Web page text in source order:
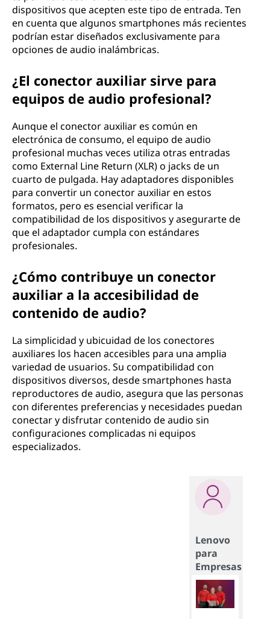
dispositivos que acepten este tipo de entrada. Ten
en cuenta que algunos smartphones más recientes
podrían estar diseñados exclusivamente para
opciones de audio inalámbricas.
¿El conector auxiliar sirve para
equipos de audio profesional?
Aunque el conector auxiliar es común en
electrónica de consumo, el equipo de audio
profesional muchas veces utiliza otras entradas
como External Line Return (XLR) o jacks de un
cuarto de pulgada. Hay adaptadores disponibles
para convertir un conector auxiliar en estos
formatos, pero es esencial verificar la
compatibilidad de los dispositivos y asegurarte de
que el adaptador cumpla con estándares
profesionales.
¿Cómo contribuye un conector
auxiliar a la accesibilidad de
contenido de audio?
La simplicidad y ubicuidad de los conectores
auxiliares los hacen accesibles para una amplia
variedad de usuarios. Su compatibilidad con
dispositivos diversos, desde smartphones hasta
reproductores de audio, asegura que las personas
con diferentes preferencias y necesidades puedan
conectar y disfrutar contenido de audio sin
configuraciones complicadas ni equipos
especializados.
Lenovo
para
Empresas